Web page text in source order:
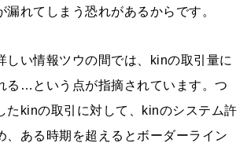
漏れてしまう恐れがあるからです。
しい情報ツウの間では、kinの取引量に
る…という点が指摘されています。つ
たkinの取引に対して、kinのシステム許
、ある時期を超えるとボーダーライン